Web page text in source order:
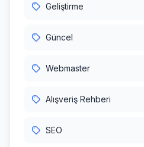
Geliştirme
Güncel
Webmaster
Alışveriş Rehberi
SEO